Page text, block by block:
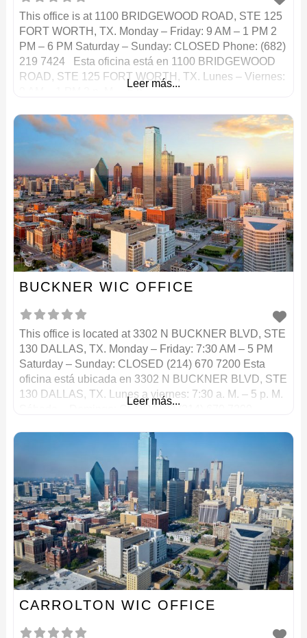
This office is at 1100 BRIDGEWOOD ROAD, STE 125
FORT WORTH, TX. Monday – Friday: 9 AM – 1 PM 2
PM – 6 PM Saturday – Sunday: CLOSED Phone: (682)
219 7424 Esta oficina está en 1100 BRIDGEWOOD
ROAD, STE 125 FORT WORTH, TX. Lunes – Viernes:
Leer más...
BUCKNER WIC OFFICE
This office is located at 3302 N BUCKNER BLVD, STE
130 DALLAS, TX. Monday – Friday: 7:30 AM – 5 PM
Saturday – Sunday: CLOSED (214) 670 7200 Esta
oficina está ubicada en 3302 N BUCKNER BLVD, STE
130 DALLAS, TX. Lunes a viernes: 7:30 a. M. – 5 p. M.
Leer más...
CARROLTON WIC OFFICE